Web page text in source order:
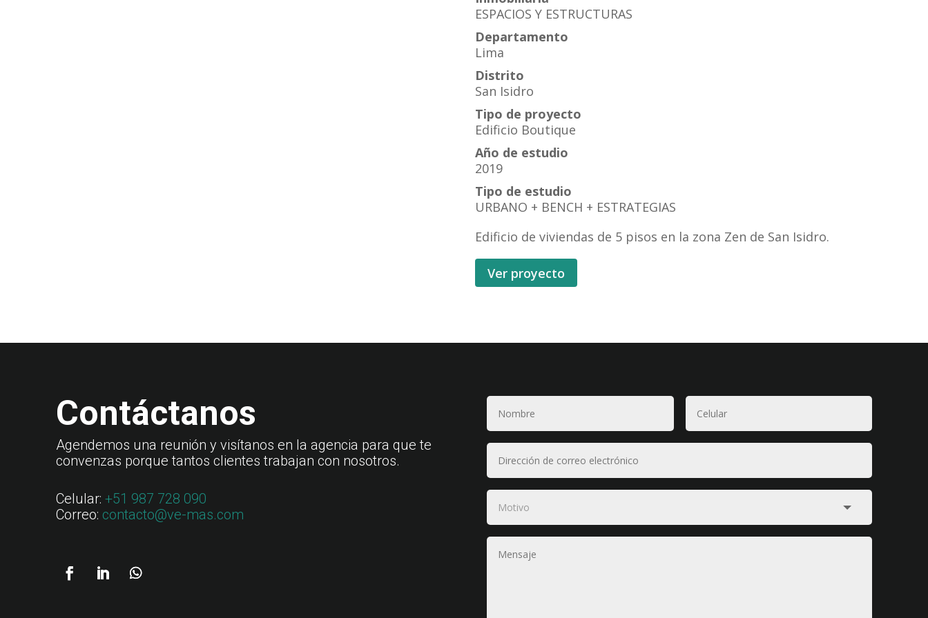
ESPACIOS Y ESTRUCTURAS
Departamento
Lima
Distrito
San Isidro
Tipo de proyecto
Edificio Boutique
Año de estudio
2019
Tipo de estudio
URBANO + BENCH + ESTRATEGIAS
Edificio de viviendas de 5 pisos en la zona Zen de San Isidro.
Ver proyecto
Contáctanos
Agendemos una reunión y visítanos en la agencia para que te
convenzas porque tantos clientes trabajan con nosotros.
Celular: +51 987 728 090
Correo: contacto@ve-mas.com